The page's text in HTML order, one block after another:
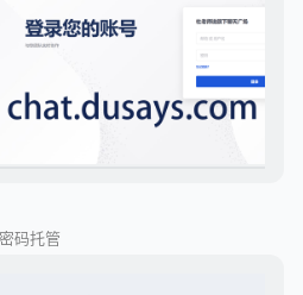
密码托管